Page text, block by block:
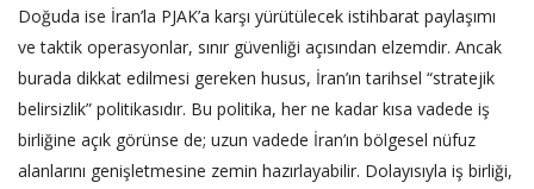
Doğuda ise İran’la PJAK’a karşı yürütülecek istihbarat paylaşımı
ve taktik operasyonlar, sınır güvenliği açısından elzemdir. Ancak
burada dikkat edilmesi gereken husus, İran’ın tarihsel “stratejik
belirsizlik” politikasıdır. Bu politika, her ne kadar kısa vadede iş
birliğine açık görünse de; uzun vadede İran’ın bölgesel nüfuz
alanlarını genişletmesine zemin hazırlayabilir. Dolayısıyla iş birliği,